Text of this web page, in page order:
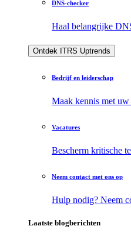
DNS-checker
Haal belangrijke
Ontdek ITRS Uptrends
Bedrijf en leiderschap
Maak kennis met
Vacatures
Bescherm kritische
Neem contact met ons op
Hulp nodig? Neem
Laatste blogberichten